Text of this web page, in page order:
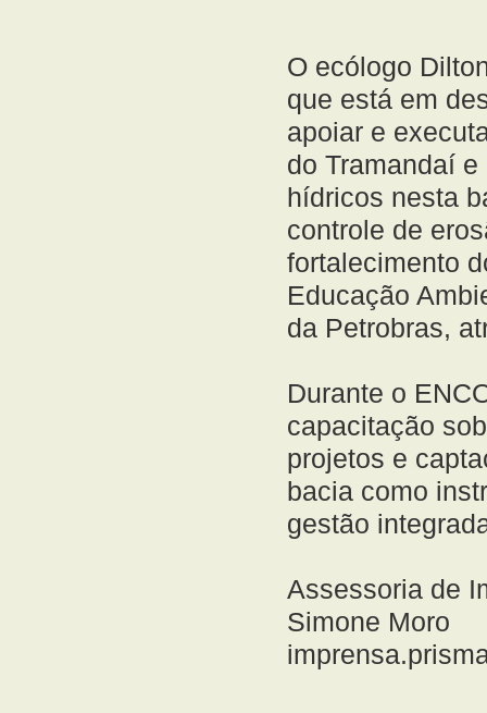
O ecólogo
que está em
apoiar e
do Tramandaí
hídricos nesta
controle de
fortalecimento
Educação
da Petrobras,
Durante o
capacitação
projetos e
bacia como
gestão
Assessoria de
Simone Moro